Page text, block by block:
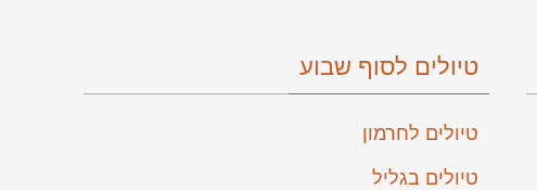
טיולים לסוף שבוע
טיולים לחרמון
טיולים בגליל